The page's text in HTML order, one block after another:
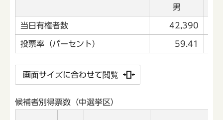
男
当日有権者数 42,390
投票率（パーセント） 59.41
画面サイズに合わせて閲覧
候補者別得票数（中選挙区）